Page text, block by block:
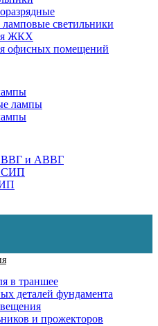
светильники
ЖКХ
офисных помещений
лампы
ВВГ и АВВГ
СИП
в траншее
деталей фундамента
и прожекторов